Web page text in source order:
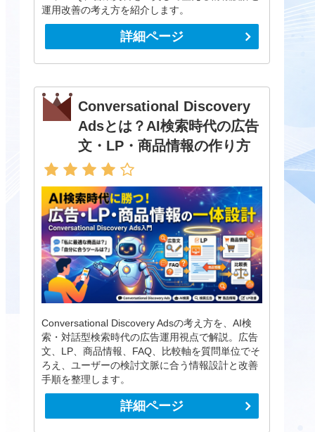
運用改善の考え方を紹介します。
詳細ページ
Conversational Discovery
Adsとは？AI検索時代の広告
文・LP・商品情報の作り方
Conversational Discovery Adsの考え方を、AI検
索・対話型検索時代の広告運用視点で解説。広告
文、LP、商品情報、FAQ、比較軸を質問単位でそ
ろえ、ユーザーの検討文脈に合う情報設計と改善
手順を整理します。
詳細ページ